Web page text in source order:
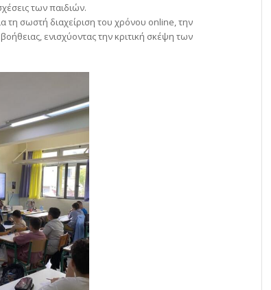
των παιδιών.
τη σωστή διαχείριση του χρόνου online, την
ενισχύοντας την κριτική σκέψη των